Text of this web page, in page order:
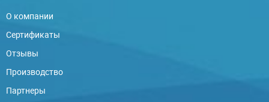
О компании
Сертификаты
Отзывы
Производство
Партнеры